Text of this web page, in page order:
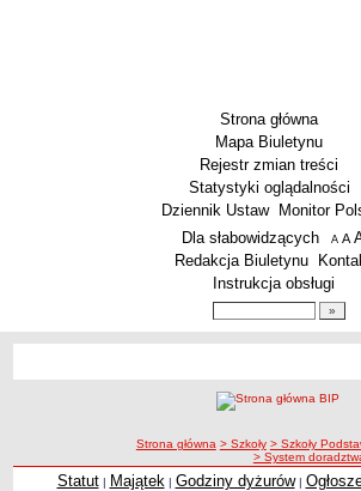
Strona główna
Mapa Biuletynu
Rejestr zmian treści
Statystyki oglądalności
Dziennik Ustaw
Monitor
Menu dodatkowe
Dla słabowidzących A A
Redakcja Biuletynu
Instrukcja obsługi
Zespoły Szkół
ścieżka nawigacji
Strona główna > Szkoły > Szkoły
> System
Statut| Majątek | Godziny dyżurów|